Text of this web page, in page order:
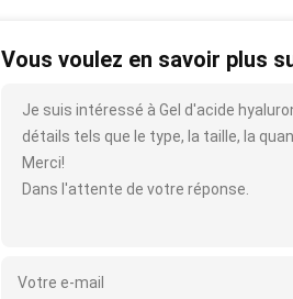
Vous voulez en savoir plus
Je suis intéressé à Gel d'acide
détails tels que le type, la taille, la
Merci!
Dans l'attente de votre réponse.